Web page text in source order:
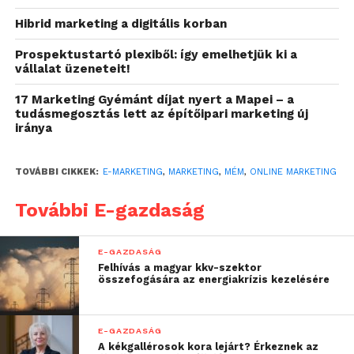
azonnal továbbjutnak a közösségi hálózatokon,
növelve ezzel az elérést. Például a Ryanair
légitársaság saját jellegzetes humorával szerzett
tömeges figyelmet: önironikusan hívja fel a vásárlói
figyelmét az alacsony árszintjére.
Hogyan használjuk a
mémeket okosan?
játszótereivé váltak, ahol a mémek a figyelem
középpontjába kerülnek. Miért is fontos ez? Egy jól
eltalált vicces tartalom rengeteg embert elér, és
emiatt szinte semmibe sem kerül a megosztásuk.
Minél kreatívabb és egyedibb, annál nagyobb az
esélye, hogy vírusként terjedjen. A siker titka a
humorérzék és a relevancia megfelelő
Hibrid marketing a digitális korban
Prospektustartó plexiből: így emelhetjük ki a
vállalat üzeneteit!
17 Marketing Gyémánt díjat nyert a Mapei – a
tudásmegosztás lett az építőipari marketing új
iránya
TOVÁBBI CIKKEK: E-MARKETING, MARKETING, MÉM, ONLINE MARKETING
További E-gazdaság
E-GAZDASÁG
Felhívás a magyar kkv-szektor
összefogására az energiakrízis kezelésére
E-GAZDASÁG
A kékgallérosok kora lejárt? Érkeznek az